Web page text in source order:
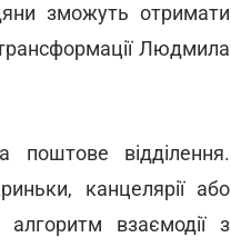
зможуть отримати
Людмила
поштове відділення.
канцелярії або
взаємодії з